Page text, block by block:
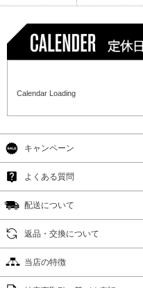
Calendar Loading
キャンペーン
よくある質問
配送について
返品・交換について
当店の特徴